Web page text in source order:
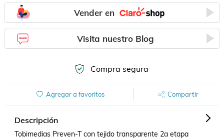
Vender en
Visita nuestro Blog
Compra segura
Agregar a favoritos Compartir
Descripción
Tobimedias Preven-T con tejido transparente 2a etapa